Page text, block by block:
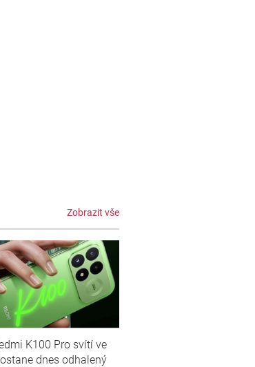
Zobrazit vše
K100 Pro svítí ve
dnes odhalený